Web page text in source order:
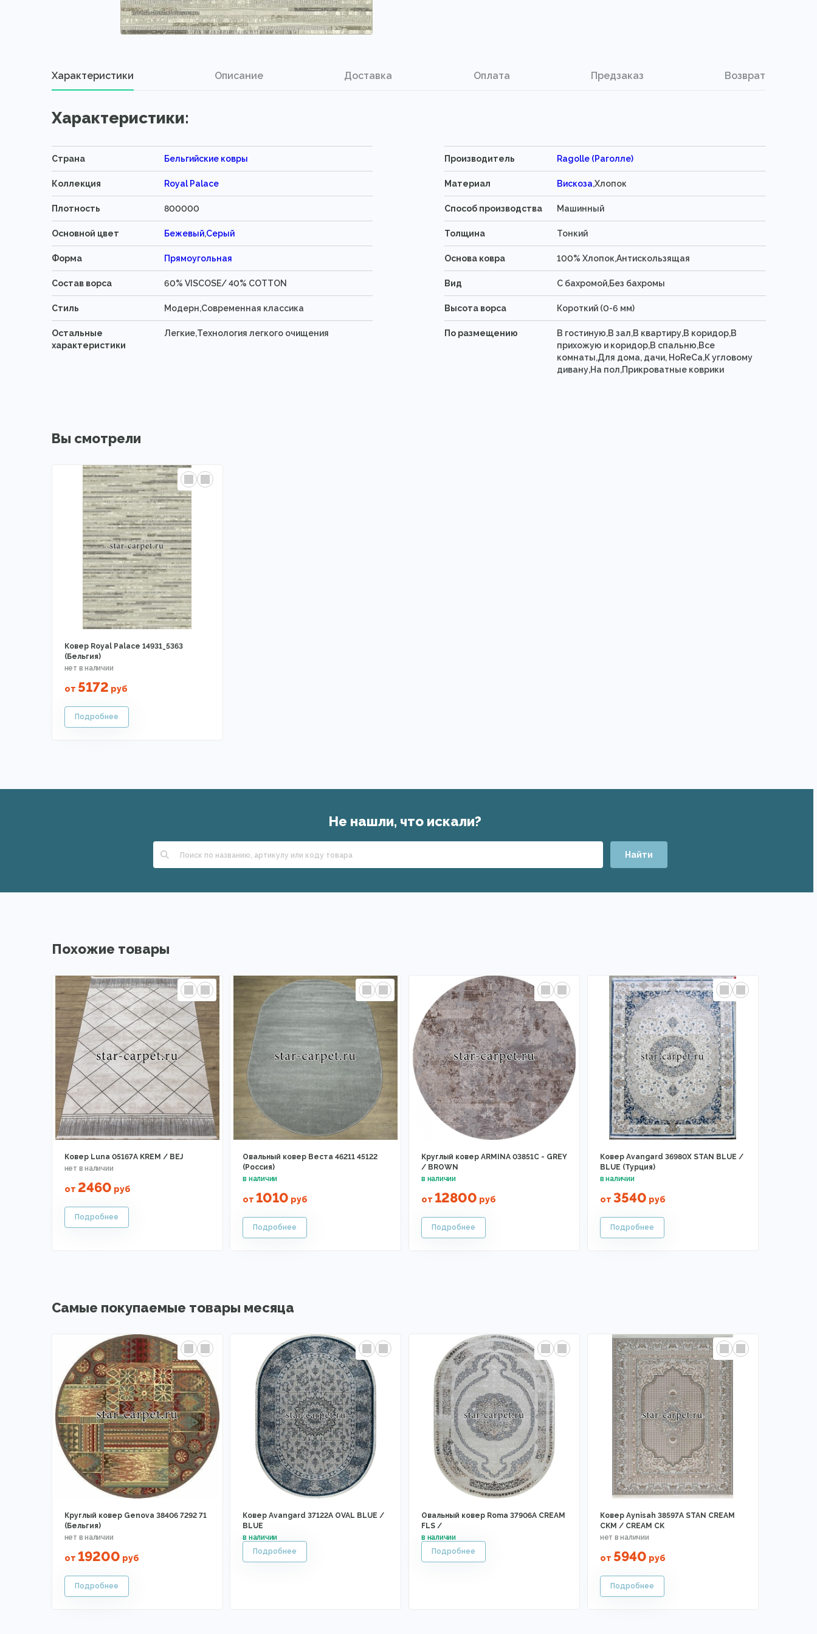
Характеристики Описание Доставка Оплата Предзаказ Возврат
Характеристики:
Страна Бельгийские ковры Производитель Ragolle (Раголле)
Коллекция Royal Palace Материал Вискоза,Хлопок
Плотность 800000 Способ производства Машинный
Основной цвет Бежевый,Серый Толщина Тонкий
Форма Прямоугольная Основа ковра 100% Хлопок,Антискользящая
Состав ворса 60% VISCOSE/ 40% COTTON Вид C бахромой,Без бахромы
Стиль Модерн,Современная классика Высота ворса Короткий (0-6 мм)
Остальные
характеристики
Легкие,Технология легкого очищения По размещению
В гостиную,В зал,В квартиру,В коридор,В
прихожую и коридор,В спальню,Все
комнаты,Для дома, дачи, HoReCa,К угловому
дивану,На пол,Прикроватные коврики
Вы смотрели
Ковер Royal Palace 14931_5363
(Бельгия)
от 5172 руб
Не нашли, что искали?
Найти
Похожие товары
Ковер Luna 05167A KREM / BEJ
от 2460 руб
Овальный ковер Веста 46211 45122
(Россия)
от 1010 руб
Круглый ковер ARMINA 03851C - GREY
/ BROWN
от 12800 руб
Ковер Avangard 36980X STAN BLUE /
BLUE (Турция)
от 3540 руб
Самые покупаемые товары месяца
Круглый ковер Genova 38406 7292 71
(Бельгия)
от 19200 руб
Ковер Avangard 37122A OVAL BLUE /
BLUE
Овальный ковер Roma 37906A CREAM
FLS /
Ковер Aynisah 38597A STAN CREAM
CKM / CREAM CK
от 5940 руб